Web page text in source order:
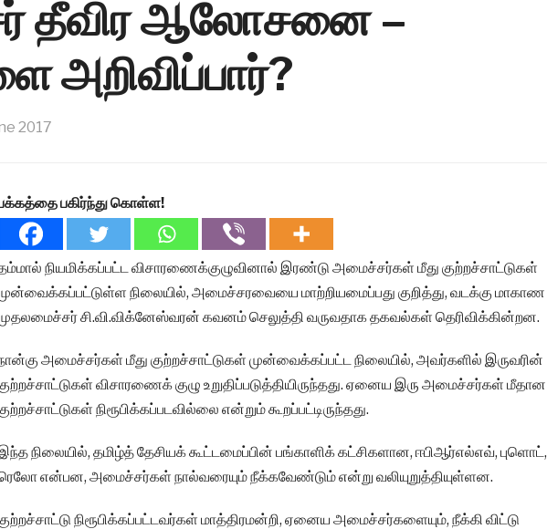
தீவிர ஆலோசனை –
அறிவிப்பார்?
2017
பகிர்ந்து கொள்ள!
நியமிக்கப்பட்ட விசாரணைக்குழுவினால் இரண்டு அமைச்சர்கள் மீது குற்றச்சாட்டுகள்
நிலையில், அமைச்சரவையை மாற்றியமைப்பது குறித்து, வடக்கு மாகாண
சி.வி.விக்னேஸ்வரன் கவனம் செலுத்தி வருவதாக தகவல்கள் தெரிவிக்கின்றன.
அமைச்சர்கள் மீது குற்றச்சாட்டுகள் முன்வைக்கப்பட்ட நிலையில், அவர்களில் இருவரின்
விசாரணைக் குழு உறுதிப்படுத்தியிருந்தது. ஏனைய இரு அமைச்சர்கள் மீதான
நிரூபிக்கப்படவில்லை என்றும் கூறப்பட்டிருந்தது.
நிலையில், தமிழ்த் தேசியக் கூட்டமைப்பின் பங்காளிக் கட்சிகளான, ஈபிஆர்எல்எவ், புளொட்,
என்பன, அமைச்சர்கள் நால்வரையும் நீக்கவேண்டும் என்று வலியுறுத்தியுள்ளன.
நிரூபிக்கப்பட்டவர்கள் மாத்திரமன்றி, ஏனைய அமைச்சர்களையும், நீக்கி விட்டு